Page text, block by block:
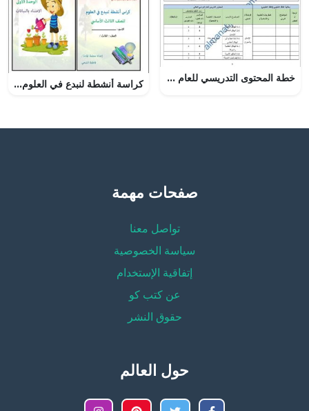
خطة المحتوى التدريسي للعام الدراسي الجديد وفق منهج كامبردج (الدروس المطلوبة) (علوم) الرابع كراسة أنشطة لنبدع في العلوم (علوم) الثالث
صفحات مهمة
تواصل معنا
سياسة الخصوصية
إتفاقية الإستخدام
عن كتب كو
حقوق النشر
حول العالم